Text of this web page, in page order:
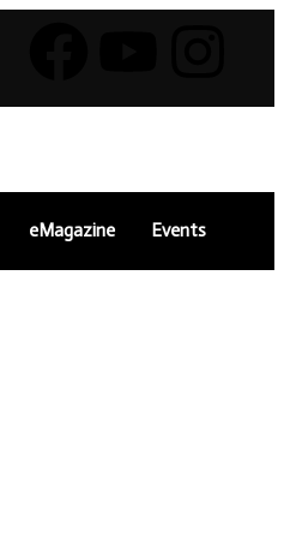
eMagazine Events